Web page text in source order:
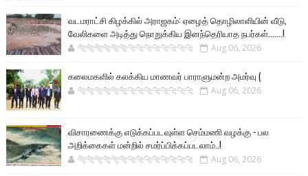
வடமராட்சி கிழக்கில் அராஜகம்: ஏழைத் தொழிலாளியின் வீடு,
வேலிகளை அடித்து நொறுக்கிய இனந்தெரியாத நபர்கள்.......!
🐅🐅🐅🐅🐅🐅🐆🐆🐆🐆🐆🐆🐆🐆 Aug 06, 2026
கலைமகளில் கலக்கிய மாணவர் பாராளுமன்ற அமர்வு (
🐅🐅🐅🐅🐅🐅🐆🐆🐆🐆🐆🐆🐆🐆 Aug 06, 2026
விசாரணைக்கு எடுக்கப்படவுள்ள செம்மணி வழக்கு - பல
அறிக்கைகள் மன்றில் சமர்ப்பிக்கப்படலாம்..!
🐅🐅🐅🐅🐅🐅🐆🐆🐆🐆🐆🐆🐆🐆 Aug 06, 2026